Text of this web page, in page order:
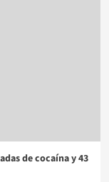
de cocaína y 43